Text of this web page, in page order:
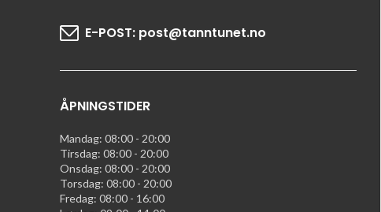
E-POST: post@tanntunet.no
ÅPNINGSTIDER
Mandag: 08:00 - 20:00
Tirsdag: 08:00 - 20:00
Onsdag: 08:00 - 20:00
Torsdag: 08:00 - 20:00
Fredag: 08:00 - 16:00